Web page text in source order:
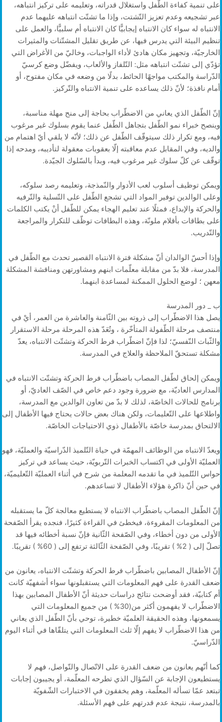
على تنمية كفاءة الطّفل واستغلال قدراته، وتعليمه على تركيز انتباهه،
عبر تشجيعه وعدم تعزيز التّشتت، وإذا ما تشتّت انتباهه عليهما عدم
الانتباه له سواء كان الانتباه إيجابيًّا كان الانتباه أم سلبيًّا، والعمل على
تنظيم البيئة التي يدرس فيها، عن طريق تقليل المشتّتات والمثيرات
الخارجيّة، وتجهيز مكان هادئ لأداء الواجبات، وخاليّ من الأغراض التي
تؤدّي إلى تشتّت انتباهه مثل: التّلفاز والألعاب، ويفضّل وضع كرسيّ
الدّراسة والمكتب مواجهًا الحائط، بدلًا من وضعه في مكان مفتوح، أو
أمام نافذة؛ لأنّ ذلك يساعده على تنمية الانتباه والتّركيز.
إنّ الطّفل الذي يعاني من الاضطّراب بحاجة إلى منح مهلة مناسبة،
وينصح خبراء نمو الطّفل بتجاهل الطّفل عنما يقوم بسلوك غير مرغوب
فيه، ومع تكرار ذلك سيتوقّف الطّفل عن ذلك؛ لأنّه لا يلقي أيّ اهتمام من
والديه، وفي المقابل عدم معاقبته إلّا بعقوبات معقولة لتأديبه، ومدحه إذا
توقّف عن كلّ سلوك غير مرغوب فيه، وبدأ بالسّلوك الجيّدة.
ويمكن توظيف أسلوب لعب الأدوار والنّمذجة، وتعليمه رصد سلوكه،
وعلى الوالدين توفير المواد التي تشجع الطّفل على التّسلية والتّرفيه
والحركة والإبداع، فمثلًا عند تعليم الهجاء يمكن للطّفل أنْ يكتب الكلمات
على بطاقات بأقلام ملونّة، وهذه البطافات توظّف للتكرار والمراجعة
والتّدريب.
وإذا أحسّ الوالدان أنّ مشكلة فترة الانتباه القصير تحدث مع الطّفل في
المدرسة، فلا بدّ من مقابلة معلّمات ابنهم ومشاورتهن ومناقشة المشكلة
معهن ؛ لوضع الحلول الممكنة لمساعدة ابنهما.
ب _ دور المدرسة
يصل هذا الاضطّراب إلى ذروته بين الثّامنة والعاشرة من العمر، أيْ في
منتصف مرحلة الطّفولة المتأخّرة ، وتُعَدّ هذه المرحلة مرحلة الاستقرار
والثّبات النّفسيّ؛ لذا فإنّ اضطّراب فرط الحركة وتشتّت الانتباه، يعدّ
مشكلة تستحقّ الملاحظة والعلاج في المدرسة.
ويمكن إلحاق لطّفل المصاب باضطّراب فرط الحركة وتشتّت الانتباه في
المدارس العاديّة، مع ضرورة وجود دعم خاص في الصّف العاديّ، أو
برنامج للحالات الخاصّة، لذلك لا بدّ من تعاون الوالدين مع المدرسة،
واطلاعها على التّعليمات، ولكن هناك بعض حالات يحتاج فيها الأطفال إلى
الالتحاق بمدرسة خاصّة بالأطفال ذوي الاحتياجات الخاصّة.
ويعدّ الانتباه من الوظائف المهمّة في حياة التّلميذ الدّراسيّة والعمليّة، فهو
العمليّة الأولى في اكتساب الخبرات التّربويّة، حيث يساعد في تركيز
حواس التّلميذ في ما تقدمه المعلمة من شرح في أثناء العمليّة التّعليميّة،
في حين أنّ ذاكرة هؤلاء الأطفال لا تساعدهم.
إنّ الطّفل المصاب باضطّراب الانتباه لا يستطيع معالجة كلّ ما يستقبله
من المعلومات المقروءة، فيخطئ في القراءة كثيرًا، فنجده يقرأ الصّفحة
الأولى من دون أخطاء، وفي الصّفحة الثّانية فإنّ نسبة أخطائه فيها قد
تصلّ إلى ( 2% ) تقريبًا، وفي الصّفحة الثّالثة ترتفع إلى ( 60% ) تقريبًا.
إنّ الأطفال المصابين باضطّراب فرط الحركة وتشتّت الانتباه، يعانون من
ضعف القدرة على فهم المعلومات التي يستقبلونها سواء أشفهيّة كانت
أم كتابيّة، فقد أوضحت نتائج دراسات حديثة أنّ الأطفال المصابين بهذا
الاضطّراب لا يفهمون أكثر من(30% ) من جميع المعلومات التي
يسمعونها، وهذه الحقيقة العلميّة خطيرة، توحي بأنّ الطّفل الذي يعاني
من هذا الاضطّراب لا يفهم إلّا ثلث المعلومات التي يتلقّاها في أثناء اليوم
الدّراسيّ.
كما أنّهم يعانون من ضعف القدرة على الاتّصال والتّواصل، فهم لا
يستطيعون الإجابة عن السّؤال الذي تطرحه المعلّمة، أو يجيبون إجابات
تبتعد عمّا تسأله المعلّمة، وهم يخفقون في الاختبارات الشّفويّة
بالمدرسة، نتيجة عدم قدرتهم على فهم الأسئلة.